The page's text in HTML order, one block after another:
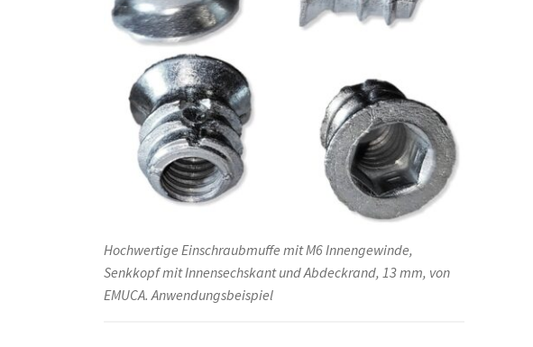
Hochwertige Einschraubmuffe mit M6 Innengewinde,
Senkkopf mit Innensechskant und Abdeckrand, 13 mm, von
EMUCA. Anwendungsbeispiel